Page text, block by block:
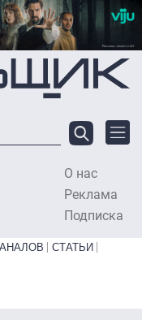
О нас
Реклама
Подписка
СТАТЬИ